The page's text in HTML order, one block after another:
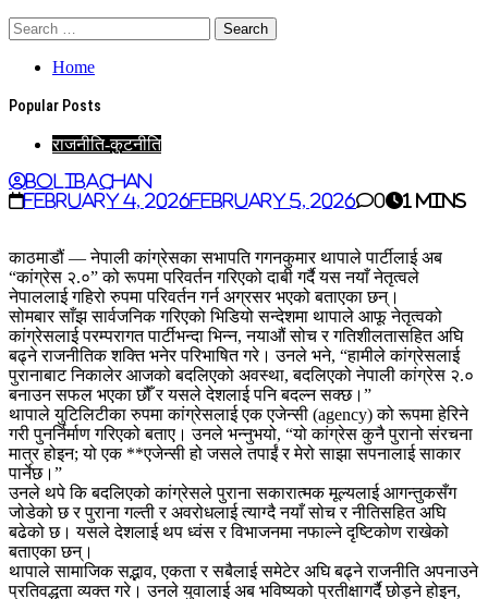
Home
Popular Posts
राजनीति-कुटनीति
BoliBachan
February 4, 2026February 5, 2026 0 1 mins
काठमाडौं — नेपाली कांग्रेसका सभापति गगनकुमार थापाले पार्टीलाई अब
“कांग्रेस २.०” को रूपमा परिवर्तन गरिएको दाबी गर्दै यस नयाँ नेतृत्वले
नेपाललाई गहिरो रुपमा परिवर्तन गर्न अग्रसर भएको बताएका छन्।
सोमबार साँझ सार्वजनिक गरिएको भिडियो सन्देशमा थापाले आफू नेतृत्वको
कांग्रेसलाई परम्परागत पार्टीभन्दा भिन्न, नयाऔं सोच र गतिशीलतासहित अघि
बढ्ने राजनीतिक शक्ति भनेर परिभाषित गरे। उनले भने, “हामीले कांग्रेसलाई
पुरानाबाट निकालेर आजको बदलिएको अवस्था, बदलिएको नेपाली कांग्रेस २.०
बनाउन सफल भएका छौँ र यसले देशलाई पनि बदल्न सक्छ।”
थापाले युटिलिटीका रुपमा कांग्रेसलाई एक एजेन्सी (agency) को रूपमा हेरिने
गरी पुनर्निर्माण गरिएको बताए। उनले भन्नुभयो, “यो कांग्रेस कुनै पुरानो संरचना
मात्र होइन; यो एक **एजेन्सी हो जसले तपाईं र मेरो साझा सपनालाई साकार
पार्नेछ।”
उनले थपे कि बदलिएको कांग्रेसले पुराना सकारात्मक मूल्यलाई आगन्तुकसँग
जोडेको छ र पुराना गल्ती र अवरोधलाई त्याग्दै नयाँ सोच र नीतिसहित अघि
बढेको छ। यसले देशलाई थप ध्वंस र विभाजनमा नफाल्ने दृष्टिकोण राखेको
बताएका छन्।
थापाले सामाजिक सद्भाव, एकता र सबैलाई समेटेर अघि बढ्ने राजनीति अपनाउने
प्रतिवद्धता व्यक्त गरे। उनले युवालाई अब भविष्यको प्रतीक्षागर्दै छोड्ने होइन,